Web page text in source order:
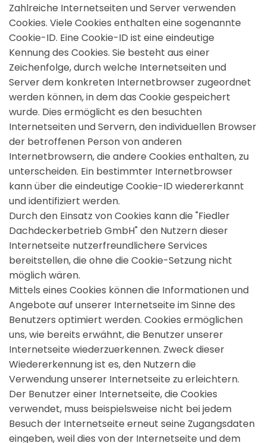
Zahlreiche Internetseiten und Server verwenden
Cookies. Viele Cookies enthalten eine sogenannte
Cookie-ID. Eine Cookie-ID ist eine eindeutige
Kennung des Cookies. Sie besteht aus einer
Zeichenfolge, durch welche Internetseiten und
Server dem konkreten Internetbrowser zugeordnet
werden können, in dem das Cookie gespeichert
wurde. Dies ermöglicht es den besuchten
Internetseiten und Servern, den individuellen Browser
der betroffenen Person von anderen
Internetbrowsern, die andere Cookies enthalten, zu
unterscheiden. Ein bestimmter Internetbrowser
kann über die eindeutige Cookie-ID wiedererkannt
und identifiziert werden.
Durch den Einsatz von Cookies kann die "Fiedler
Dachdeckerbetrieb GmbH" den Nutzern dieser
Internetseite nutzerfreundlichere Services
bereitstellen, die ohne die Cookie-Setzung nicht
möglich wären.
Mittels eines Cookies können die Informationen und
Angebote auf unserer Internetseite im Sinne des
Benutzers optimiert werden. Cookies ermöglichen
uns, wie bereits erwähnt, die Benutzer unserer
Internetseite wiederzuerkennen. Zweck dieser
Wiedererkennung ist es, den Nutzern die
Verwendung unserer Internetseite zu erleichtern.
Der Benutzer einer Internetseite, die Cookies
verwendet, muss beispielsweise nicht bei jedem
Besuch der Internetseite erneut seine Zugangsdaten
eingeben, weil dies von der Internetseite und dem